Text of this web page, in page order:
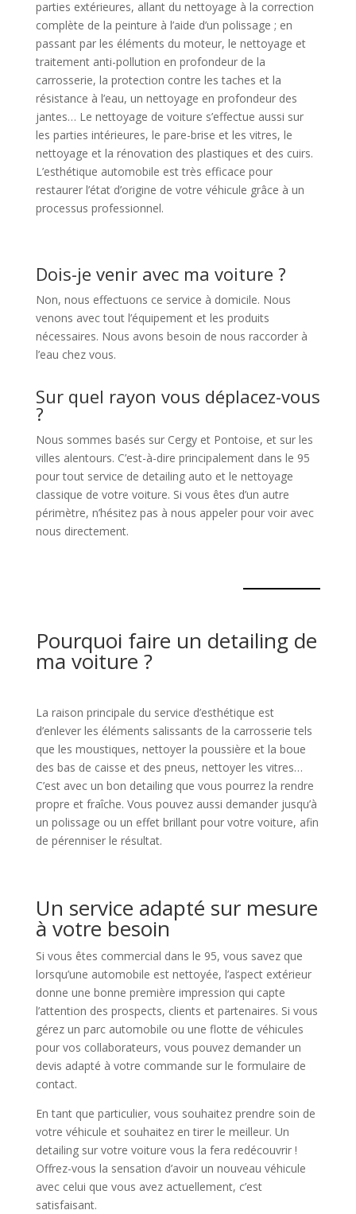
parties extérieures, allant du nettoyage à la correction
complète de la peinture à l’aide d’un polissage ; en
passant par les éléments du moteur, le nettoyage et
traitement anti-pollution en profondeur de la
carrosserie, la protection contre les taches et la
résistance à l’eau, un nettoyage en profondeur des
jantes… Le nettoyage de voiture s’effectue aussi sur
les parties intérieures, le pare-brise et les vitres, le
nettoyage et la rénovation des plastiques et des cuirs.
L’esthétique automobile est très efficace pour
restaurer l’état d’origine de votre véhicule grâce à un
processus professionnel.
Dois-je venir avec ma voiture ?
Non, nous effectuons ce service à domicile. Nous
venons avec tout l’équipement et les produits
nécessaires. Nous avons besoin de nous raccorder à
l’eau chez vous.
Sur quel rayon vous déplacez-vous
?
Nous sommes basés sur Cergy et Pontoise, et sur les
villes alentours. C’est-à-dire principalement dans le 95
pour tout service de detailing auto et le nettoyage
classique de votre voiture. Si vous êtes d’un autre
périmètre, n’hésitez pas à nous appeler pour voir avec
nous directement.
Pourquoi faire un detailing de
ma voiture ?
La raison principale du service d’esthétique est
d’enlever les éléments salissants de la carrosserie tels
que les moustiques, nettoyer la poussière et la boue
des bas de caisse et des pneus, nettoyer les vitres…
C’est avec un bon detailing que vous pourrez la rendre
propre et fraîche. Vous pouvez aussi demander jusqu’à
un polissage ou un effet brillant pour votre voiture, afin
de pérenniser le résultat.
Un service adapté sur mesure
à votre besoin
Si vous êtes commercial dans le 95, vous savez que
lorsqu’une automobile est nettoyée, l’aspect extérieur
donne une bonne première impression qui capte
l’attention des prospects, clients et partenaires. Si vous
gérez un parc automobile ou une flotte de véhicules
pour vos collaborateurs, vous pouvez demander un
devis adapté à votre commande sur le formulaire de
contact.
En tant que particulier, vous souhaitez prendre soin de
votre véhicule et souhaitez en tirer le meilleur. Un
detailing sur votre voiture vous la fera redécouvrir !
Offrez-vous la sensation d’avoir un nouveau véhicule
avec celui que vous avez actuellement, c’est
satisfaisant.